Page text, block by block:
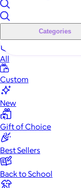
Categories
All
Custom
New
Gift of Choice
Best Sellers
Back to School